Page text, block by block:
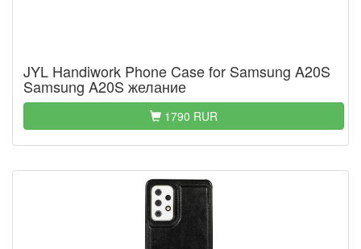
JYL Handiwork Phone Case for Samsung A20S
Samsung A20S желание
1790 RUR